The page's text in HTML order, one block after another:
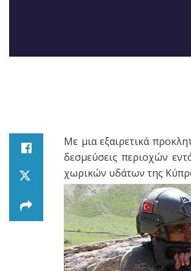
Με μια εξαιρετικά
δεσμεύσεις περιοχών
χωρικών υδάτων της